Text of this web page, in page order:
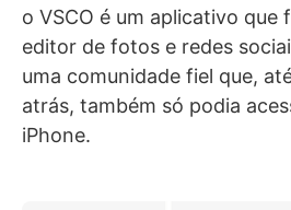
o VSCO é um aplicativo que
editor de fotos e redes
uma comunidade fiel que,
atrás, também só podia
iPhone.